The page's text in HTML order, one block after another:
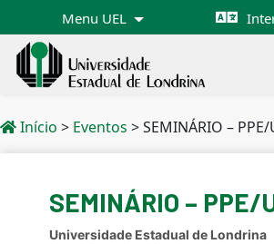
Menu UEL
Início > Eventos >SEMINÁRIO – PPE/
SEMINÁRIO – PPE/
Universidade Estadual de Londrina